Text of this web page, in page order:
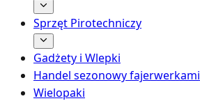
Sprzęt Pirotechniczy
Gadżety i Wlepki
Handel sezonowy fajerwerkami
Wielopaki